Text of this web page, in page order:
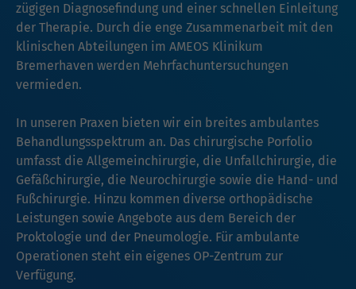
zügigen Diagnosefindung und einer schnellen Einleitung
der Therapie. Durch die enge Zusammenarbeit mit den
klinischen Abteilungen im AMEOS Klinikum
Bremerhaven werden Mehrfachuntersuchungen
vermieden.
In unseren Praxen bieten wir ein breites ambulantes
Behandlungsspektrum an. Das chirurgische Porfolio
umfasst die Allgemeinchirurgie, die Unfallchirurgie, die
Gefäßchirurgie, die Neurochirurgie sowie die Hand- und
Fußchirurgie. Hinzu kommen diverse orthopädische
Leistungen sowie Angebote aus dem Bereich der
Proktologie und der Pneumologie. Für ambulante
Operationen steht ein eigenes OP-Zentrum zur
Verfügung.